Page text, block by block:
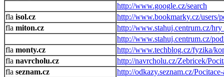
http://www.google.cz/search
isol.cz
http://www.bookmarky.cz/users/
miton.cz
http://www.stahuj.centrum.cz/
http://www.stahuj.centrum.cz/
monty.cz
http://www.techblog.cz/fyzika/
navrcholu.cz
http://navrcholu.cz/Zebricek/
seznam.cz
http://odkazy.seznam.cz/